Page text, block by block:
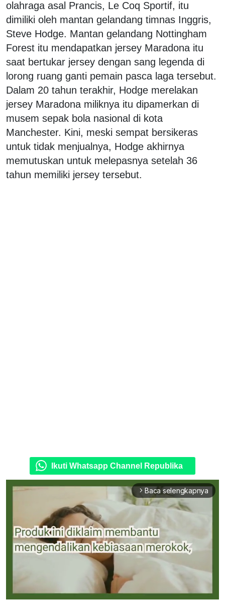
olahraga asal Prancis, Le Coq Sportif, itu
dimiliki oleh mantan gelandang timnas Inggris,
Steve Hodge. Mantan gelandang Nottingham
Forest itu mendapatkan jersey Maradona itu
saat bertukar jersey dengan sang legenda di
lorong ruang ganti pemain pasca laga tersebut.
Dalam 20 tahun terakhir, Hodge merelakan
jersey Maradona miliknya itu dipamerkan di
musem sepak bola nasional di kota
Manchester. Kini, meski sempat bersikeras
untuk tidak menjualnya, Hodge akhirnya
memutuskan untuk melepasnya setelah 36
tahun memiliki jersey tersebut.
Ikuti Whatsapp Channel Republika
arrow_forward_ios Baca selengkapnya